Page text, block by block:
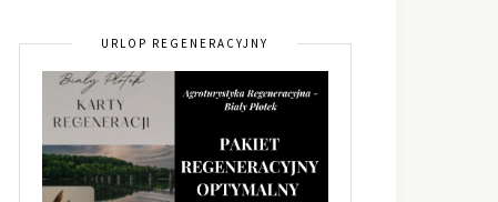
URLOP REGENERACYJNY